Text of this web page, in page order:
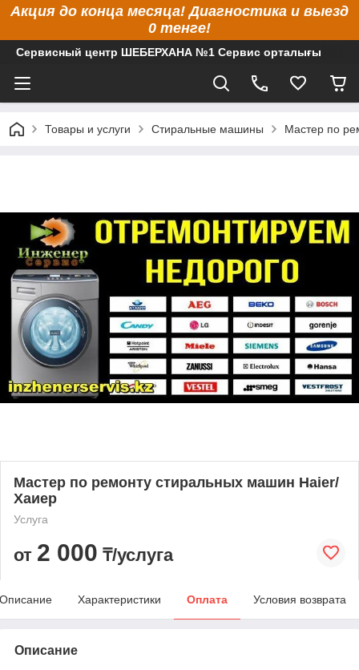
Акция до конца месяца! Диагностика и выезд
0 тенге!
Сервисный центр ШЕБЕРХАНА №1 Сервис орталығы
Товары и услуги Стиральные машины Мастер по
Мастер по ремонту стиральных машин Haier/
Хаиер
Услуга
от 2 000 ₸/услуга
Описание Характеристики Оплата Условия возврата
Описание